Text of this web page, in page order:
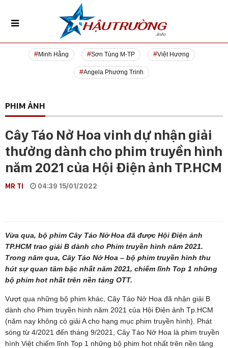
Minh Hằng Sơn Tùng M-TP Việt Hương
Angela Phương Trinh
PHIM ẢNH
Cây Táo Nở Hoa vinh dự nhận giải
thưởng dành cho phim truyền hình
năm 2021 của Hội Điện ảnh TP.HCM
MR TI 04:39 15/01/2022
Vừa qua, bộ phim Cây Táo Nở Hoa đã được Hội Điện ảnh
TP.HCM trao giải B dành cho Phim truyền hình năm 2021.
Trong năm qua, Cây Táo Nở Hoa – bộ phim truyền hình thu
hút sự quan tâm bậc nhất năm 2021, chiếm lĩnh Top 1 những
bộ phim hot nhất trên nền tảng OTT.
Vượt qua những bộ phim khác, Cây Táo Nở Hoa đã nhận giải B
dành cho Phim truyền hình năm 2021 của Hội Điện ảnh Tp.HCM
(năm nay không có giải A cho hạng mục phim truyền hình). Phát
sóng từ 4/2021 đến tháng 9/2021, Cây Táo Nở Hoa là phim truyền
hình Việt chiếm lĩnh Top 1 những bộ phim hot nhất trên nền tảng